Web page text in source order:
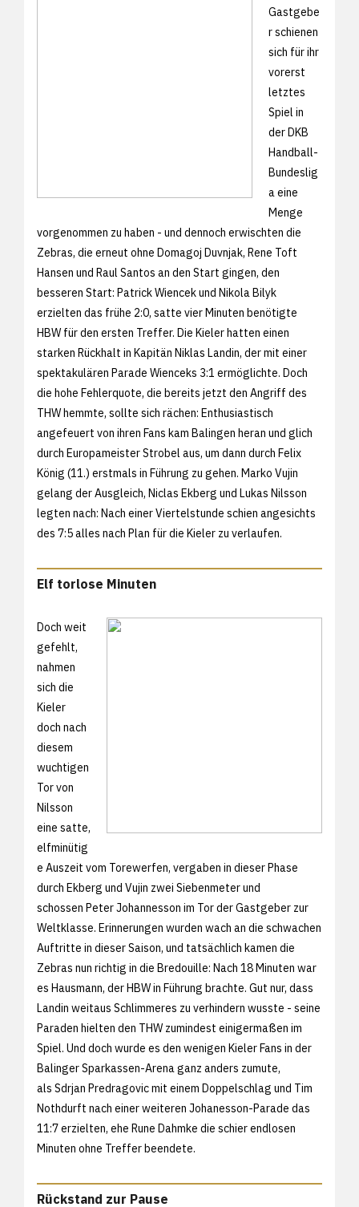
Gastgebe
r schienen
sich für ihr
vorerst
letztes
Spiel in
der DKB
Handball-
Bundeslig
a eine
Menge
vorgenommen zu haben - und dennoch erwischten die
Zebras, die erneut ohne Domagoj Duvnjak, Rene Toft
Hansen und Raul Santos an den Start gingen, den
besseren Start: Patrick Wiencek und Nikola Bilyk
erzielten das frühe 2:0, satte vier Minuten benötigte
HBW für den ersten Treffer. Die Kieler hatten einen
starken Rückhalt in Kapitän Niklas Landin, der mit einer
spektakulären Parade Wienceks 3:1 ermöglichte. Doch
die hohe Fehlerquote, die bereits jetzt den Angriff des
THW hemmte, sollte sich rächen: Enthusiastisch
angefeuert von ihren Fans kam Balingen heran und glich
durch Europameister Strobel aus, um dann durch Felix
König (11.) erstmals in Führung zu gehen. Marko Vujin
gelang der Ausgleich, Niclas Ekberg und Lukas Nilsson
legten nach: Nach einer Viertelstunde schien angesichts
des 7:5 alles nach Plan für die Kieler zu verlaufen.
Elf torlose Minuten
Doch weit
gefehlt,
nahmen
sich die
Kieler
doch nach
diesem
wuchtigen
Tor von
Nilsson
eine satte,
elfminütig
e Auszeit vom Torewerfen, vergaben in dieser Phase
durch Ekberg und Vujin zwei Siebenmeter und
schossen Peter Johannesson im Tor der Gastgeber zur
Weltklasse. Erinnerungen wurden wach an die schwachen
Auftritte in dieser Saison, und tatsächlich kamen die
Zebras nun richtig in die Bredouille: Nach 18 Minuten war
es Hausmann, der HBW in Führung brachte. Gut nur, dass
Landin weitaus Schlimmeres zu verhindern wusste - seine
Paraden hielten den THW zumindest einigermaßen im
Spiel. Und doch wurde es den wenigen Kieler Fans in der
Balinger Sparkassen-Arena ganz anders zumute,
als Sdrjan Predragovic mit einem Doppelschlag und Tim
Nothdurft nach einer weiteren Johanesson-Parade das
11:7 erzielten, ehe Rune Dahmke die schier endlosen
Minuten ohne Treffer beendete.
Rückstand zur Pause